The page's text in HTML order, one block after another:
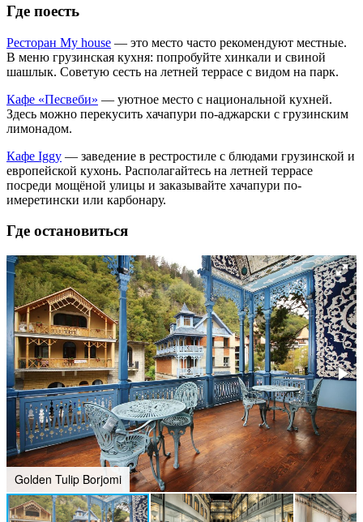
Где поесть
Ресторан My house — это место часто рекомендуют местные.
В меню грузинская кухня: попробуйте хинкали и свиной
шашлык. Советую сесть на летней террасе с видом на парк.
Кафе «Песвеби» — уютное место с национальной кухней.
Здесь можно перекусить хачапури по-аджарски с грузинским
лимонадом.
Кафе Iggy — заведение в рестростиле с блюдами грузинской и
европейской кухонь. Располагайтесь на летней террасе
посреди мощёной улицы и заказывайте хачапури по-
имеретински или карбонару.
Где остановиться
Golden Tulip Borjomi